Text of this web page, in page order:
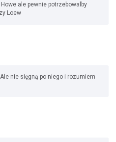
ale pewnie potrzebowalby
Loew
nie sięgną po niego i rozumiem